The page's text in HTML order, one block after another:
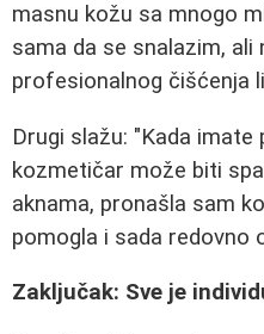
masnu kožu sa mnogo
sama da se snalazim, ali
profesionalnog čišćenja
Drugi slažu: "Kada
kozmetičar može biti
aknama, pronašla sam
pomogla i sada redovno
Zaključak: Sve je